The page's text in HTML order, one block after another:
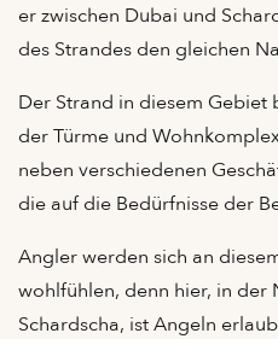
er zwischen Dubai und
des Strandes den gleichen
Der Strand in diesem Gebiet
der Türme und
neben verschiedenen
die auf die Bedürfnisse der
Angler werden sich an
wohlfühlen, denn hier, in der
Schardscha, ist Angeln